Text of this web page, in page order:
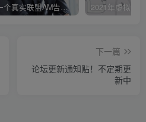
一个真实联盟AM告诉你选择OFFER的技巧！
下一篇
论坛更新通知贴！不定期更
新中